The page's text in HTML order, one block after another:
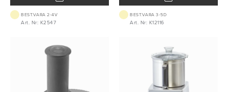
BEST.VARA 2-4V
Art. Nr: K2547
BEST.VARA 3-5D
Art. Nr: K12116